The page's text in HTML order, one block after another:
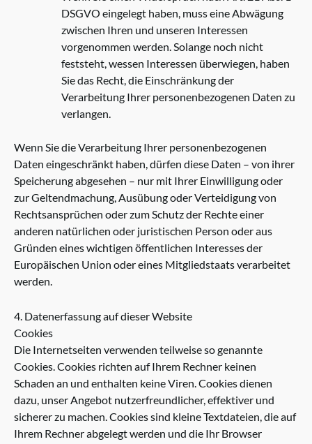
DSGVO eingelegt haben, muss eine Abwägung
zwischen Ihren und unseren Interessen
vorgenommen werden. Solange noch nicht
feststeht, wessen Interessen überwiegen, haben
Sie das Recht, die Einschränkung der
Verarbeitung Ihrer personenbezogenen Daten zu
verlangen.
Wenn Sie die Verarbeitung Ihrer personenbezogenen
Daten eingeschränkt haben, dürfen diese Daten – von ihrer
Speicherung abgesehen – nur mit Ihrer Einwilligung oder
zur Geltendmachung, Ausübung oder Verteidigung von
Rechtsansprüchen oder zum Schutz der Rechte einer
anderen natürlichen oder juristischen Person oder aus
Gründen eines wichtigen öffentlichen Interesses der
Europäischen Union oder eines Mitgliedstaats verarbeitet
werden.
4. Datenerfassung auf dieser Website
Cookies
Die Internetseiten verwenden teilweise so genannte
Cookies. Cookies richten auf Ihrem Rechner keinen
Schaden an und enthalten keine Viren. Cookies dienen
dazu, unser Angebot nutzerfreundlicher, effektiver und
sicherer zu machen. Cookies sind kleine Textdateien, die auf
Ihrem Rechner abgelegt werden und die Ihr Browser